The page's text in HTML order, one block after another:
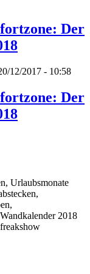
Der
12/2017 - 10:58
Der
Urlaubsmonate
2018